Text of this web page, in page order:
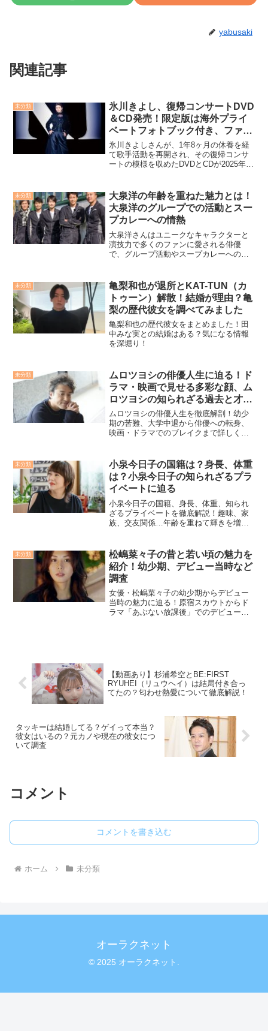
yabusaki
関連記事
未分類
氷川きよし、復帰コンサートDVD
＆CD発売！限定版は海外プライ
ベートフォトブック付き、ファン
必携
氷川きよしさんが、1年8ヶ月の休養を経
て歌手活動を再開され、その復帰コンサ
ートの模様を収めたDVDとCDが2025年3
ョットを含むスペシャルフォトブックが
付属しており...
未分類
大泉洋の年齢を重ねた魅力とは！
大泉洋のグループでの活動とスー
プカレーへの情熱
大泉洋さんはユニークなキャラクターと
演技力で多くのファンに愛される俳優
で、グループ活動やスープカレーへの情
しても有名で、代表作の「水曜どうでし
ょう」や舞台「LOOSER〜失い続けるア
ルバム〜」で大活躍中。年齢を感じさせ
ないエネルギッシュな姿勢の秘訣は、健
康管理や多彩な活動にあります。スープ
カレー愛も深く、全国各地でその魅力を
発信し続けています。
未分類
亀梨和也が退所とKAT-TUN（カ
トゥーン）解散！結婚が理由？亀
梨の歴代彼女を調べてみました
亀梨和也の歴代彼女をまとめました！田
中みな実との結婚はある？気になる情報
を深堀り！
未分類
ムロツヨシの俳優人生に迫る！ド
ラマ・映画で見せる多彩な顔、ム
ロツヨシの知られざる過去と才能
の開花
ムロツヨシの俳優人生を徹底解剖！幼少
期の苦難、大学中退から俳優への転身、
映画・ドラマでのブレイクまで詳しく紹
代表作やバラエティ番組での活躍も網羅
し、多才な魅力に迫ります！
未分類
小泉今日子の国籍は？身長、体重
は？小泉今日子の知られざるプラ
イベートに迫る
小泉今日子の国籍、身長、体重、知られ
ざるプライベートを徹底解説！趣味、家
族、交友関係…年齢を重ねて輝きを増す
未分類
松嶋菜々子の昔と若い頃の魅力を
紹介！幼少期、デビュー当時など
調査
女優・松嶋菜々子の幼少期からデビュー
当時の魅力に迫る！原宿スカウトからド
ラマ「あぶない放課後」でのデビュー、
っぷりご紹介します。
【動画あり】杉浦希空とBE:FIRST
RYUHEI（リュウヘイ）は結局付き合っ
てたの？匂わせ熱愛について徹底解説！
タッキーは結婚してる？ゲイって本当？
彼女はいるの？元カノや現在の彼女につ
いて調査
コメント
コメントを書き込む
ホーム 未分類
オーラクネット
© 2025 オーラクネット.